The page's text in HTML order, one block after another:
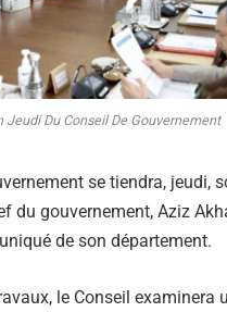
Jeudi Du Conseil De Gouvernement
se tiendra, jeudi,
du gouvernement, Aziz
de son département.
le Conseil examinera